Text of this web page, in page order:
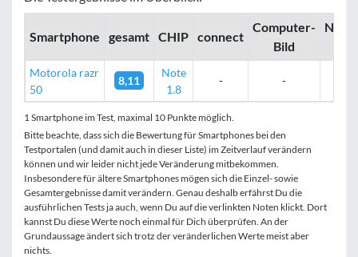
Smartphone gesamt CHIP connect
Computer­­
Bild
Motorola razr
50
8,11
Note
1.8
- -
1 Smartphone im Test, maximal 10 Punkte möglich.
Bitte beachte, dass sich die Bewertung für Smartphones bei den
Testportalen (und damit auch in dieser Liste) im Zeitverlauf verändern
können und wir leider nicht jede Veränderung mitbekommen.
Insbesondere für ältere Smartphones mögen sich die Einzel- sowie
Gesamtergebnisse damit verändern. Genau deshalb erfährst Du die
ausführlichen Tests ja auch, wenn Du auf die verlinkten Noten klickt. Dort
kannst Du diese Werte noch einmal für Dich überprüfen. An der
Grundaussage ändert sich trotz der veränderlichen Werte meist aber
nichts.